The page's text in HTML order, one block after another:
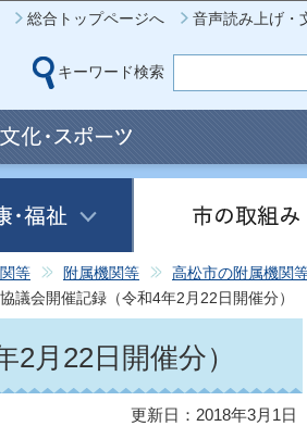
の本文へ移動
総合トップページへ 音声読み上げ・
キーワード検索
等 附属機関等 高松市の附属機関
議会開催記録（令和4年2月22日開催分）
月22日開催分）
更新日：2018年3月1日